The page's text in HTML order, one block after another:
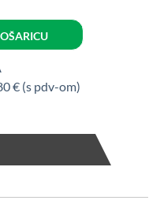
€ (s pdv-om)